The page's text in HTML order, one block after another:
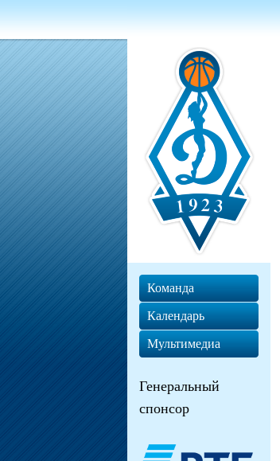
Команда
Календарь
Мультимедиа
Генеральный
спонсор